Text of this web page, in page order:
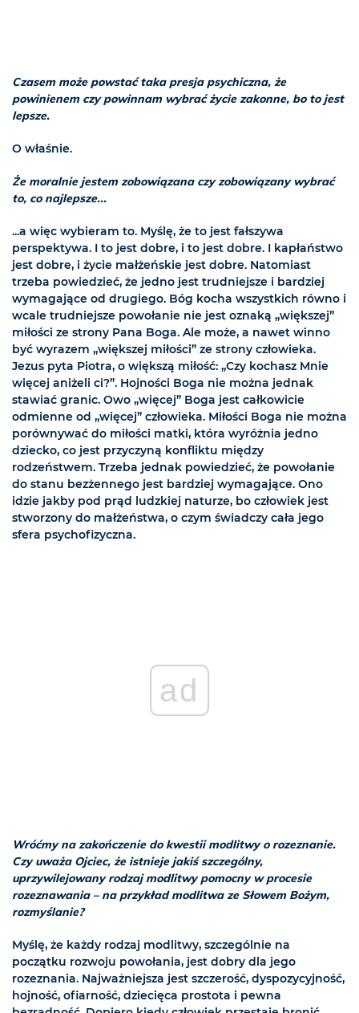
Czasem może powstać taka presja psychiczna, że
powinienem czy powinnam wybrać życie zakonne, bo to jest
lepsze.
O właśnie.
Że moralnie jestem zobowiązana czy zobowiązany wybrać
to, co najlepsze...
...a więc wybieram to. Myślę, że to jest fałszywa
perspektywa. I to jest dobre, i to jest dobre. I kapłaństwo
jest dobre, i życie małżeńskie jest dobre. Natomiast
trzeba powiedzieć, że jedno jest trudniejsze i bardziej
wymagające od drugiego. Bóg kocha wszystkich równo i
wcale trudniejsze powołanie nie jest oznaką „większej”
miłości ze strony Pana Boga. Ale może, a nawet winno
być wyrazem „większej miłości” ze strony człowieka.
Jezus pyta Piotra, o większą miłość: „Czy kochasz Mnie
więcej aniżeli ci?”. Hojności Boga nie można jednak
stawiać granic. Owo „więcej” Boga jest całkowicie
odmienne od „więcej” człowieka. Miłości Boga nie można
porównywać do miłości matki, która wyróżnia jedno
dziecko, co jest przyczyną konfliktu między
rodzeństwem. Trzeba jednak powiedzieć, że powołanie
do stanu bezżennego jest bardziej wymagające. Ono
idzie jakby pod prąd ludzkiej naturze, bo człowiek jest
stworzony do małżeństwa, o czym świadczy cała jego
sfera psychofizyczna.
ad
Wróćmy na zakończenie do kwestii modlitwy o rozeznanie.
Czy uważa Ojciec, że istnieje jakiś szczególny,
uprzywilejowany rodzaj modlitwy pomocny w procesie
rozeznawania – na przykład modlitwa ze Słowem Bożym,
rozmyślanie?
Myślę, że każdy rodzaj modlitwy, szczególnie na
początku rozwoju powołania, jest dobry dla jego
rozeznania. Najważniejsza jest szczerość, dyspozycyjność,
hojność, ofiarność, dziecięca prostota i pewna